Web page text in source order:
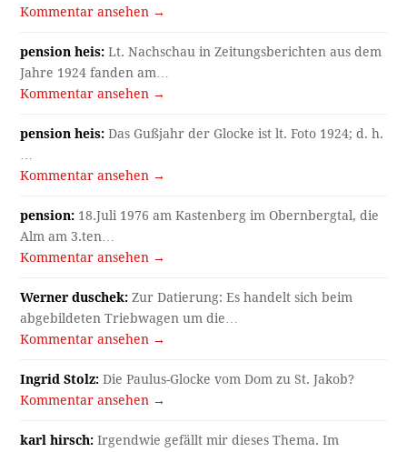
Kommentar ansehen →
pension heis: Lt. Nachschau in Zeitungsberichten aus dem
Jahre 1924 fanden am…
Kommentar ansehen →
pension heis: Das Gußjahr der Glocke ist lt. Foto 1924; d. h.
…
Kommentar ansehen →
pension: 18.Juli 1976 am Kastenberg im Obernbergtal, die
Alm am 3.ten…
Kommentar ansehen →
Werner duschek: Zur Datierung: Es handelt sich beim
abgebildeten Triebwagen um die…
Kommentar ansehen →
Ingrid Stolz: Die Paulus-Glocke vom Dom zu St. Jakob?
Kommentar ansehen →
karl hirsch: Irgendwie gefällt mir dieses Thema. Im